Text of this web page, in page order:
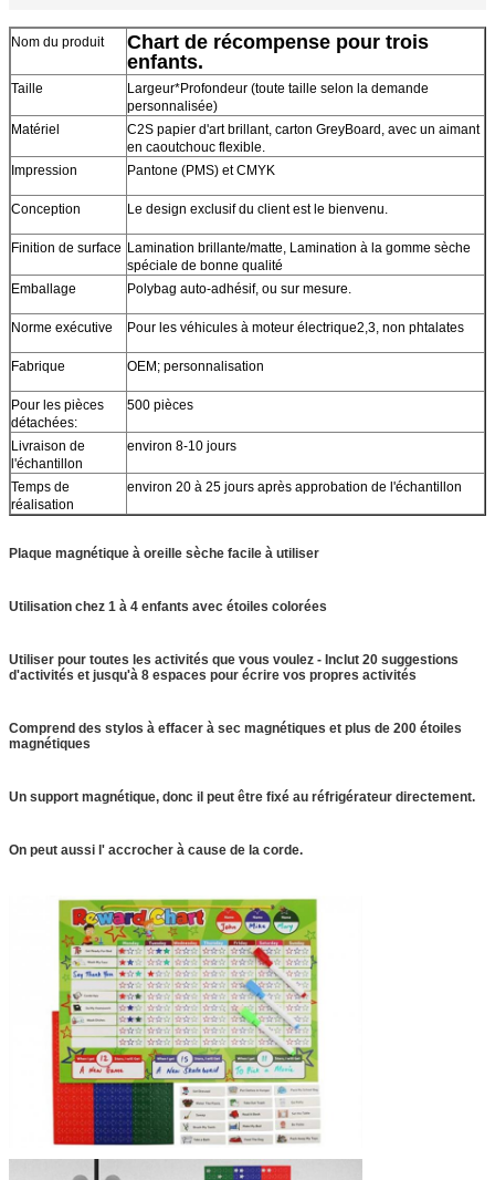
Nom du produit
Chart de récompense pour trois
enfants.
Taille
Largeur*Profondeur (toute taille selon la demande
personnalisée)
Matériel
C2S papier d'art brillant, carton GreyBoard, avec un aimant
en caoutchouc flexible.
Impression
Pantone (PMS) et CMYK
Conception Le design exclusif du client est le bienvenu.
Finition de surface Lamination brillante/matte, Lamination à la gomme sèche
spéciale de bonne qualité
Emballage
Polybag auto-adhésif, ou sur mesure.
Norme exécutive Pour les véhicules à moteur électrique2,3, non phtalates
Fabrique OEM; personnalisation
Pour les pièces
détachées:
500 pièces
Livraison de
l'échantillon
environ 8-10 jours
Temps de
réalisation
environ 20 à 25 jours après approbation de l'échantillon
Plaque magnétique à oreille sèche facile à utiliser
Utilisation chez 1 à 4 enfants avec étoiles colorées
Utiliser pour toutes les activités que vous voulez - Inclut 20 suggestions
d'activités et jusqu'à 8 espaces pour écrire vos propres activités
Comprend des stylos à effacer à sec magnétiques et plus de 200 étoiles
magnétiques
Un support magnétique, donc il peut être fixé au réfrigérateur directement.
On peut aussi l' accrocher à cause de la corde.